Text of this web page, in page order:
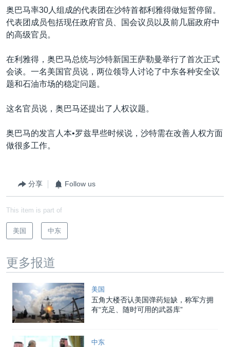
台海两岸关系
南中国海争端
关注新疆
GEN Z 看美国
其他语言网站
奥巴马率30人组成的代表团在沙特首都利雅得做短暂停留。
代表团成员包括现任政府官员、国会议员以及前几届政府中
的高级官员。
在利雅得，奥巴马总统与沙特新国王萨勒曼举行了首次正式
会谈。一名美国官员说，两位领导人讨论了中东各种安全议
题和石油市场的稳定问题。
这名官员说，奥巴马还提出了人权议题。
奥巴马的发言人本•罗兹早些时候说，沙特需在改善人权方面
做很多工作。
分享 Follow us
This item is part of
美国 中东
更多报道
美国
五角大楼否认美国弹药短缺，称军方拥
有“充足、随时可用的武器库”
中东